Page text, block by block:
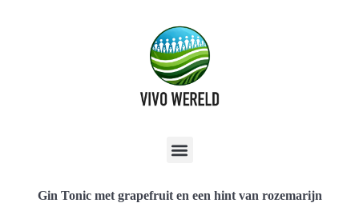
Gin Tonic met grapefruit en een hint van rozemarijn